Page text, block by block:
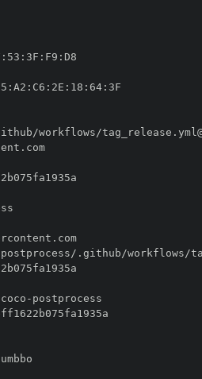
: 53 : 3F : F9 :
: A2 : C6 : 2E : 18 : 64:
//token.actions.githubusercontent.com
//token.actions.githubusercontent.com
-